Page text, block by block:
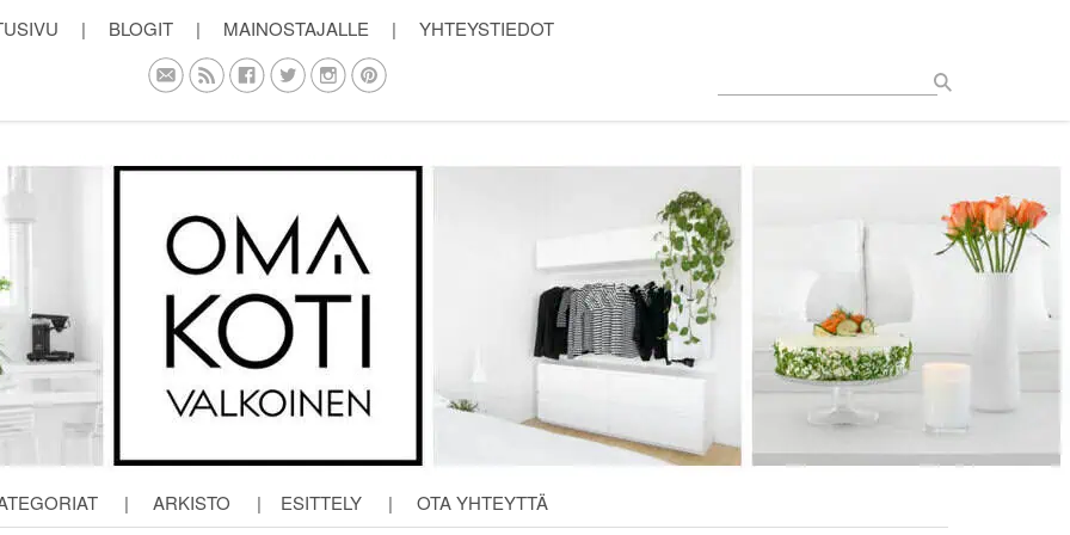
| BLOGIT | MAINOSTAJALLE | YHTEYSTIEDOT
| ARKISTO | ESITTELY | OTA YHTEYTTÄ